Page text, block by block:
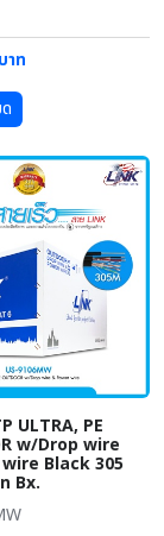
าท
ULTRA, PE
w/Drop wire
Black 305
Bx.